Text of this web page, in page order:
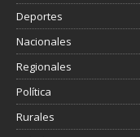
Deportes
Nacionales
Regionales
Política
Rurales